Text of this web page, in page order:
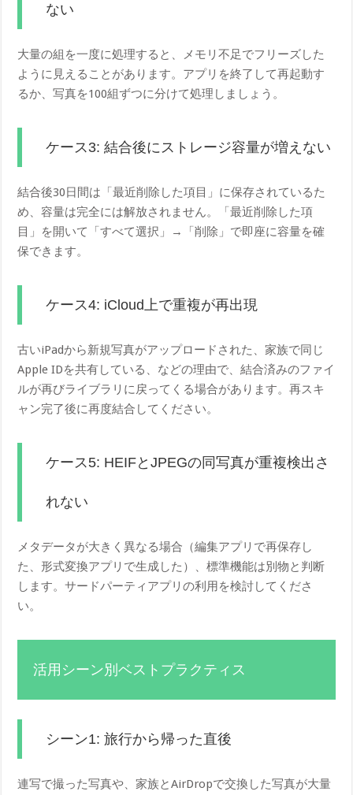
ない
大量の組を一度に処理すると、メモリ不足でフリーズした
ように見えることがあります。アプリを終了して再起動す
るか、写真を100組ずつに分けて処理しましょう。
ケース3: 結合後にストレージ容量が増えない
結合後30日間は「最近削除した項目」に保存されているた
め、容量は完全には解放されません。「最近削除した項
目」を開いて「すべて選択」→「削除」で即座に容量を確
保できます。
ケース4: iCloud上で重複が再出現
古いiPadから新規写真がアップロードされた、家族で同じ
Apple IDを共有している、などの理由で、結合済みのファイ
ルが再びライブラリに戻ってくる場合があります。再スキ
ャン完了後に再度結合してください。
ケース5: HEIFとJPEGの同写真が重複検出さ
れない
メタデータが大きく異なる場合（編集アプリで再保存し
た、形式変換アプリで生成した）、標準機能は別物と判断
します。サードパーティアプリの利用を検討してくださ
い。
活用シーン別ベストプラクティス
シーン1: 旅行から帰った直後
連写で撮った写真や、家族とAirDropで交換した写真が大量